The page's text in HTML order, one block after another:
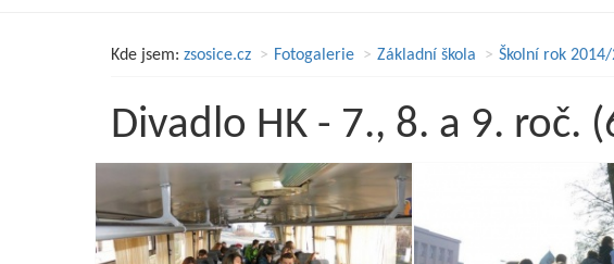
Kde jsem: zsosice.cz Fotogalerie Základní škola Školní rok
Divadlo HK - 7., 8. a 9. roč.